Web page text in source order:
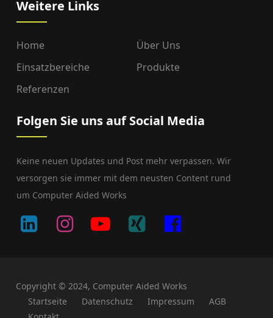
Weitere Links
Home
Über Uns
Einsatzbereiche
Produkte
Referenzen
Folgen Sie uns auf Social Media
Keine neuen Updates und Post mehr verpassen. Wir
versorgen sie immer mit dem neusten Content rund
um Computer Aided Works
Copyright © 2024, Computer Aided Works
Startseite
Datenschutz Impressum
AGB